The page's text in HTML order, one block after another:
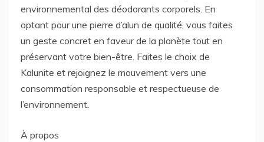
environnemental des déodorants corporels. En
optant pour une pierre d’alun de qualité, vous faites
un geste concret en faveur de la planète tout en
préservant votre bien-être. Faites le choix de
Kalunite et rejoignez le mouvement vers une
consommation responsable et respectueuse de
l’environnement.
À propos